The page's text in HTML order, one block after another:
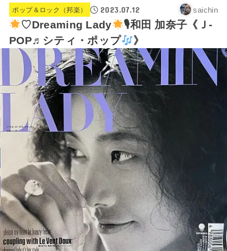
ポップ＆ロック（邦楽） 2023.07.12 saichin
♡Dreaming Lady
🎙和田 加奈子《Ｊ-
POP♬シティ・ポップ
》